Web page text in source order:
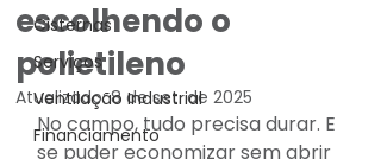
Cisternas
Serviços
Ventilação Industrial
Financiamento
escolhendo o
polietileno
Atualizado:8 de set. de 2025
No campo, tudo precisa durar. E
se puder economizar sem abrir